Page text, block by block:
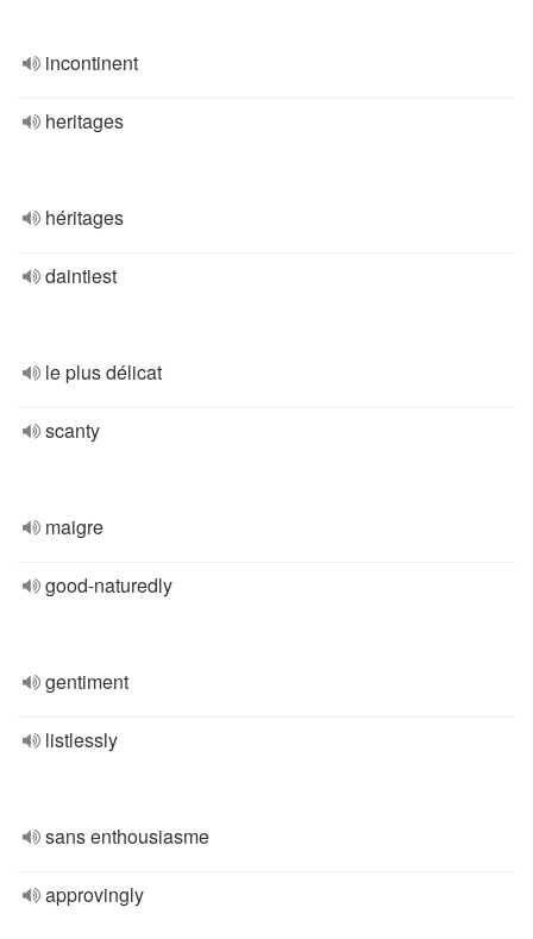
incontinent
heritages
héritages
daintiest
le plus délicat
scanty
maigre
good-naturedly
gentiment
listlessly
sans enthousiasme
approvingly